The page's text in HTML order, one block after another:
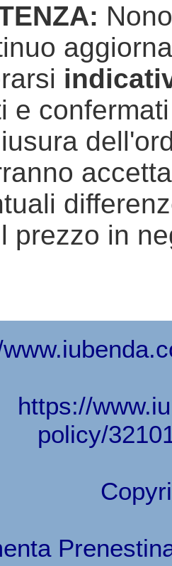
e
prezzo in
https://
policy/